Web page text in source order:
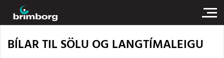
BÍLAR TIL SÖLU OG LANGTÍMALEIGU